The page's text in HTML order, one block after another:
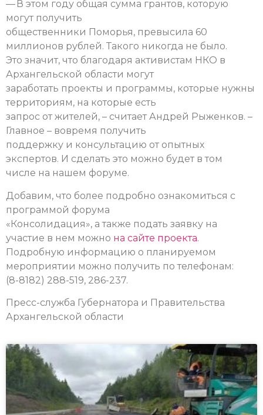
— В этом году общая сумма грантов, которую
могут получить
общественники Поморья, превысила 60
миллионов рублей. Такого никогда не было.
Это значит, что благодаря активистам НКО в
Архангельской области могут
заработать проекты и программы, которые нужны
территориям, на которые есть
запрос от жителей, – считает Андрей Рыженков. –
Главное – вовремя получить
поддержку и консультацию от опытных
экспертов. И сделать это можно будет в том
числе на нашем форуме.
Добавим, что более подробно ознакомиться с
программой форума
«Консолидация», а также подать заявку на
участие в нем можно на сайте проекта.
Подробную информацию о планируемом
мероприятии можно получить по телефонам:
(8-8182) 288-519, 286-237.
Пресс-служба Губернатора и Правительства
Архангельской области